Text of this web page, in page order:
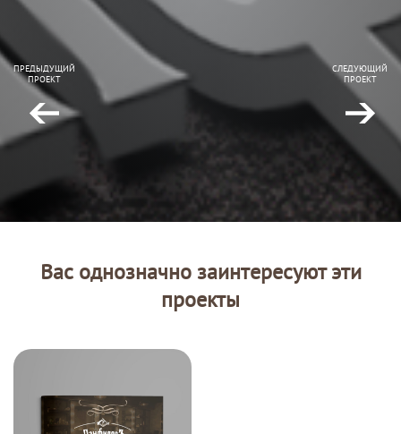
ПРЕДЫДУЩИЙ
ПРОЕКТ
СЛЕДУЮЩИЙ
ПРОЕКТ
Вас однозначно заинтересуют эти
проекты